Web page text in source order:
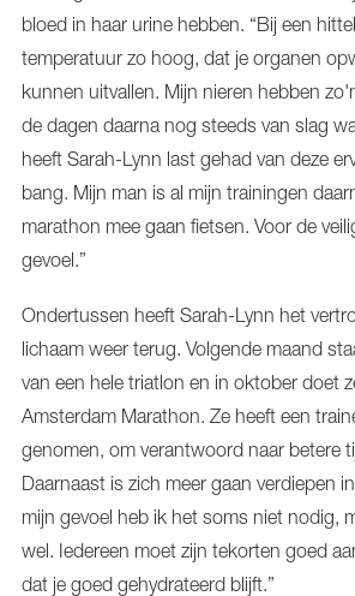
bloed in haar urine hebben. “Bij een
temperatuur zo hoog, dat je organen
kunnen uitvallen. Mijn nieren hebben
de dagen daarna nog steeds van slag
heeft Sarah-Lynn last gehad van deze
bang. Mijn man is al mijn trainingen
marathon mee gaan fietsen. Voor de
gevoel.”
Ondertussen heeft Sarah-Lynn het
lichaam weer terug. Volgende maand
van een hele triatlon en in oktober doet
Amsterdam Marathon. Ze heeft een
genomen, om verantwoord naar betere
Daarnaast is zich meer gaan verdiepen
mijn gevoel heb ik het soms niet nodig,
wel. Iedereen moet zijn tekorten goed
dat je goed gehydrateerd blijft.”